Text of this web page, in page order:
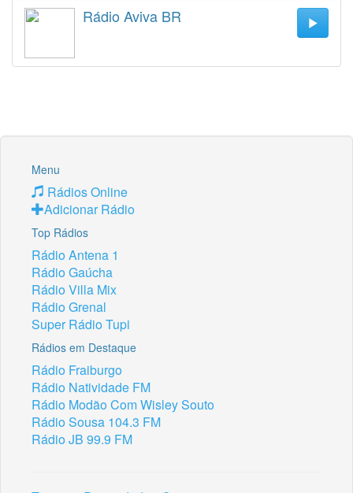
Rádio Aviva BR
Menu
Rádios Online
Adicionar Rádio
Top Rádios
Rádio Antena 1
Rádio Gaúcha
Rádio Villa Mix
Rádio Grenal
Super Rádio Tupi
Rádios em Destaque
Rádio Fraiburgo
Rádio Natividade FM
Rádio Modão Com Wisley Souto
Rádio Sousa 104.3 FM
Rádio JB 99.9 FM